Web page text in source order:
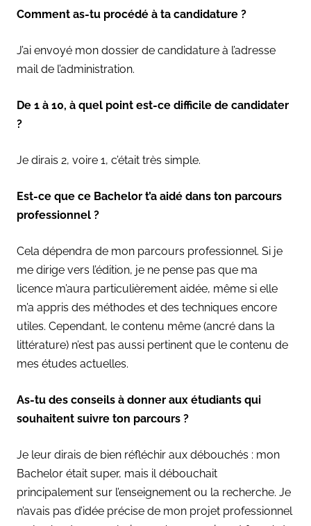
Comment as-tu procédé à ta candidature ?
J’ai envoyé mon dossier de candidature à l’adresse
mail de l’administration.
De 1 à 10, à quel point est-ce difficile de candidater
?
Je dirais 2, voire 1, c’était très simple.
Est-ce que ce Bachelor t’a aidé dans ton parcours
professionnel ?
Cela dépendra de mon parcours professionnel. Si je
me dirige vers l’édition, je ne pense pas que ma
licence m’aura particulièrement aidée, même si elle
m’a appris des méthodes et des techniques encore
utiles. Cependant, le contenu même (ancré dans la
littérature) n’est pas aussi pertinent que le contenu de
mes études actuelles.
As-tu des conseils à donner aux étudiants qui
souhaitent suivre ton parcours ?
Je leur dirais de bien réfléchir aux débouchés : mon
Bachelor était super, mais il débouchait
principalement sur l’enseignement ou la recherche. Je
n’avais pas d’idée précise de mon projet professionnel